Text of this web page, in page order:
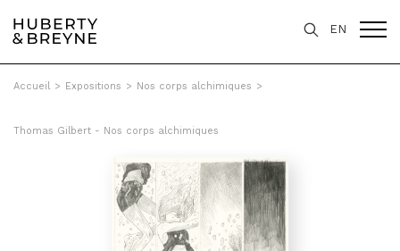
EN
Accueil > Expositions > Nos corps alchimiques >
Thomas Gilbert - Nos corps alchimiques